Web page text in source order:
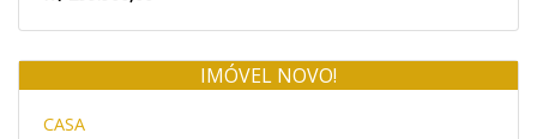
Venda
IMÓVEL NOVO!
CASA